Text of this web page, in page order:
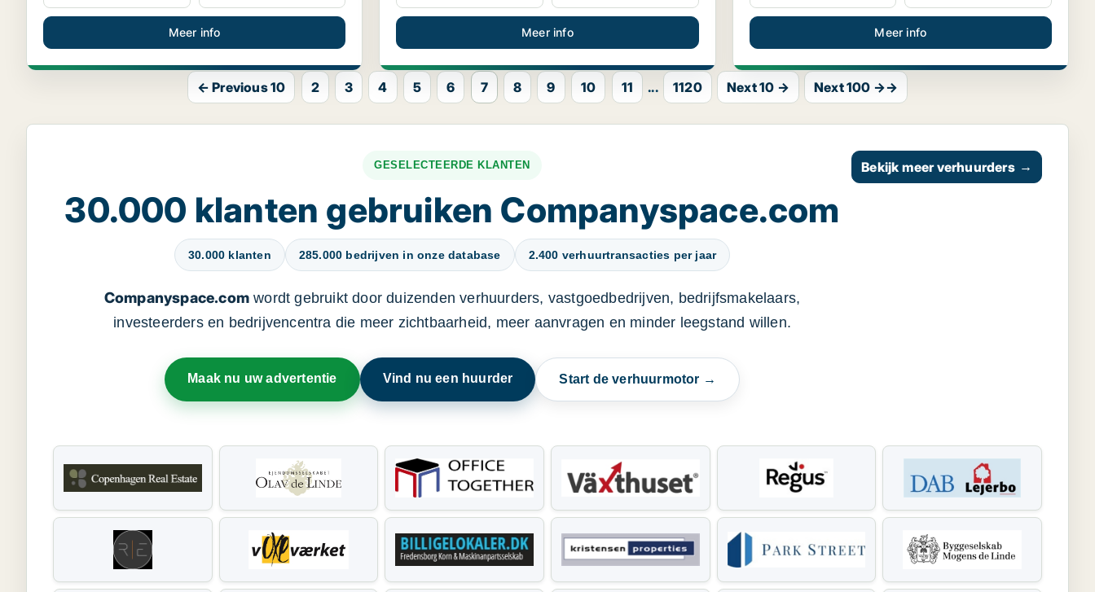
Meer info Meer info Meer info
← Previous 10 2 3 4 5 6 7 8 9 10 11 ... 1120 Next 10 → Next 100 →→
GESELECTEERDE KLANTEN
30.000 klanten gebruiken Companyspace.com
30.000 klanten 285.000 bedrijven in onze database 2.400 verhuurtransacties per jaar
Companyspace.com wordt gebruikt door duizenden verhuurders, vastgoedbedrijven, bedrijfsmakelaars,
investeerders en bedrijvencentra die meer zichtbaarheid, meer aanvragen en minder leegstand willen.
Maak nu uw advertentie Vind nu een huurder Start de verhuurmotor →
Bekijk meer verhuurders →